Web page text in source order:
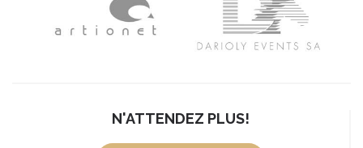
N'ATTENDEZ PLUS!